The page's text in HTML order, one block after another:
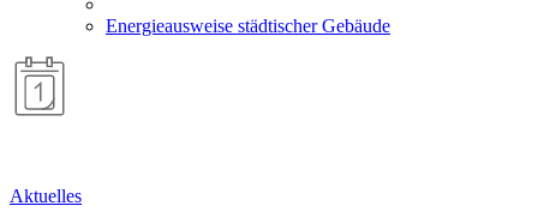
Energieausweise städtischer Gebäude
Aktuelles